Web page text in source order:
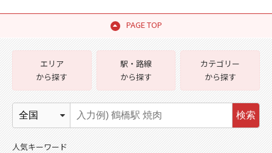
PAGE TOP
エリア
から探す
駅・路線
から探す
カテゴリー
から探す
検索
人気キーワード